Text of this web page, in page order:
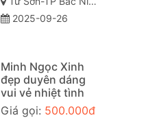
2025-09-26
Minh Ngọc Xinh
đẹp duyên dáng
vui vẻ nhiệt tình
Giá gọi: 500.000đ